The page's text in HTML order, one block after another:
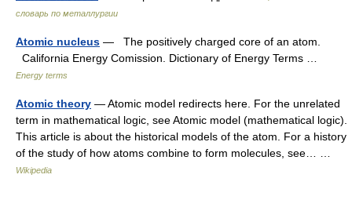
словарь по металлургии
Atomic nucleus — The positively charged core of an atom.
California Energy Comission. Dictionary of Energy Terms …
Energy terms
Atomic theory — Atomic model redirects here. For the unrelated
term in mathematical logic, see Atomic model (mathematical logic).
This article is about the historical models of the atom. For a history
of the study of how atoms combine to form molecules, see… …
Wikipedia